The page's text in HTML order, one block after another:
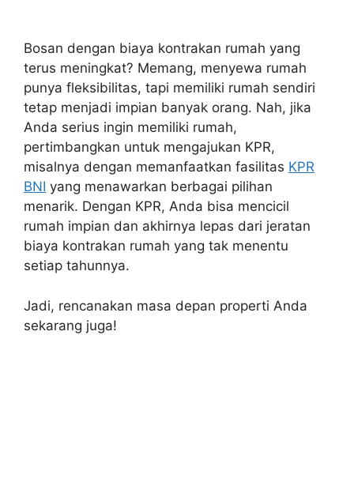
Bosan dengan biaya kontrakan rumah yang
terus meningkat? Memang, menyewa rumah
punya fleksibilitas, tapi memiliki rumah sendiri
tetap menjadi impian banyak orang. Nah, jika
Anda serius ingin memiliki rumah,
pertimbangkan untuk mengajukan KPR,
misalnya dengan memanfaatkan fasilitas KPR
BNI yang menawarkan berbagai pilihan
menarik. Dengan KPR, Anda bisa mencicil
rumah impian dan akhirnya lepas dari jeratan
biaya kontrakan rumah yang tak menentu
setiap tahunnya.
Jadi, rencanakan masa depan properti Anda
sekarang juga!